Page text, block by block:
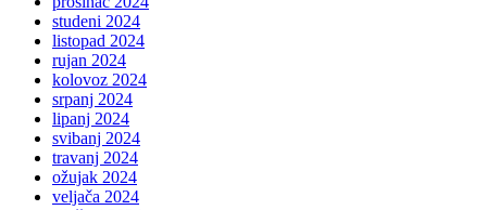
studeni 2024
listopad 2024
rujan 2024
kolovoz 2024
srpanj 2024
lipanj 2024
svibanj 2024
travanj 2024
ožujak 2024
veljača 2024